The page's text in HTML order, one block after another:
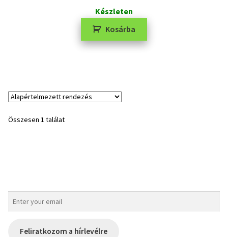
Készleten
Kosárba
Összesen 1 találat
Feliratkozom a hírlevélre